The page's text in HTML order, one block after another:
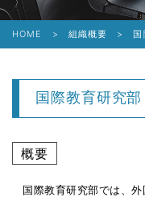
HOME > 組織概要 > 国
国際教育研究部
概要
国際教育研究部では、外